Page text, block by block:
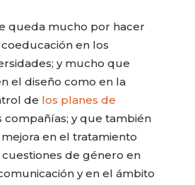
queda mucho por hacer
en los
y mucho que
el diseño como en la
de los planes de
compañías; y que también
en el tratamiento
cuestiones de género en
y en el ámbito